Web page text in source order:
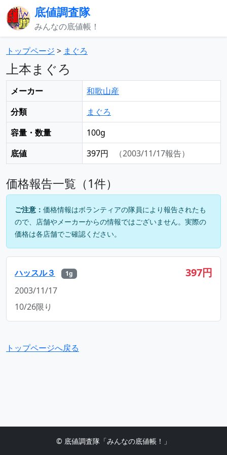
底値調査隊
みんなの底値帳！
トップページ > まぐろ
上本まぐろ
メーカー
和歌山産
分類
まぐろ
容量・数量
100g
底値
397円 （2003/11/17報告）
価格報告一覧（1件）
ご注意： 価格情報はボランティアの隊員により報告されたも
ので、店舗やメーカーからの情報ではございません。実際の
価格は各店舗でご確認ください。
ハッスル３ 1g 397円
2003/11/17
10/26限り
トップページへ戻る
© 底値調査隊「みんなの底値帳！」